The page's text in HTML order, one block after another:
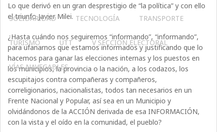
SOLIDARIDAD TECNOLOGÍA TRANSPORTE
TURISMO UTT V SECCIÓN ELECTORAL
VÍAS NAVEGABLES
Lo que derivó en un gran desprestigio de “la política” y con ello
el triunfo Javier Milei.
¿Hasta cuándo nos seguiremos “informando”, “informando”,
para ufanarnos que estamos informados y justificando que lo
hacemos para ganar las elecciones internas y los puestos en
los municipios, la provincia o la nación, a los codazos, los
escupitajos contra compañeras y compañeros,
correligionarios, nacionalistas, todos tan necesarios en un
Frente Nacional y Popular, así sea en un Municipio y
olvidándonos de la ACCIÓN derivada de esa INFORMACIÓN,
con la vista y el oído en la comunidad, el pueblo?